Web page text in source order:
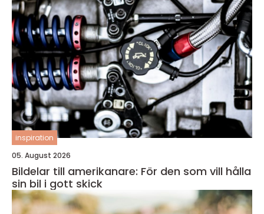
inspiration
05. August 2026
Bildelar till amerikanare: För den som vill hålla
sin bil i gott skick